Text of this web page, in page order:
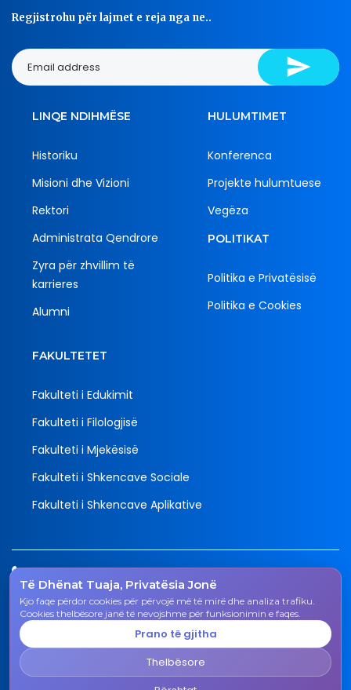
Të Dhënat Tuaja, Privatësia Jonë
Kjo faqe përdor cookies për përvojë më të mirë dhe analiza trafiku.
Cookies thelbësore janë të nevojshme për funksionimin e faqes.
Prano të gjitha
Thelbësore
Regjistrohu për lajmet e reja nga ne..
LINQE NDIHMËSE
Historiku
Misioni dhe Vizioni
Rektori
Administrata Qendrore
Zyra për zhvillim të
karrieres
Alumni
HULUMTIMET
Konferenca
Projekte hulumtuese
Vegëza
POLITIKAT
Politika e Privatësisë
Politika e Cookies
FAKULTETET
Fakulteti i Edukimit
Fakulteti i Filologjisë
Fakulteti i Mjekësisë
Fakulteti i Shkencave Sociale
Fakulteti i Shkencave Aplikative
Tel.
038 200 20 831
Email
rektorati@uni-gjk.org
Rektorati - Rr. "Ismail Qemali", n.n., 50 000 Gjakovë,
Republika e Kosovës